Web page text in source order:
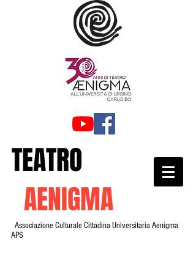
TEATRO
AENIGMA
Associazione Culturale Cittadina Universitaria Aenigma
APS